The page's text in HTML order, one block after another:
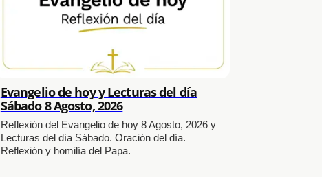
Evangelio de hoy y Lecturas del día
Sábado 8 Agosto, 2026
Reflexión del Evangelio de hoy 8 Agosto, 2026 y
Lecturas del día Sábado. Oración del día.
Reflexión y homilía del Papa.